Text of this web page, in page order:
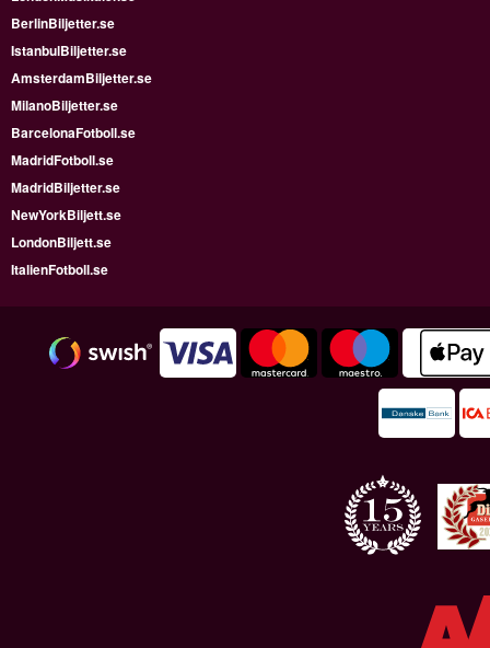
BerlinBiljetter.se
IstanbulBiljetter.se
AmsterdamBiljetter.se
MilanoBiljetter.se
BarcelonaFotboll.se
MadridFotboll.se
MadridBiljetter.se
NewYorkBiljett.se
LondonBiljett.se
ItalienFotboll.se